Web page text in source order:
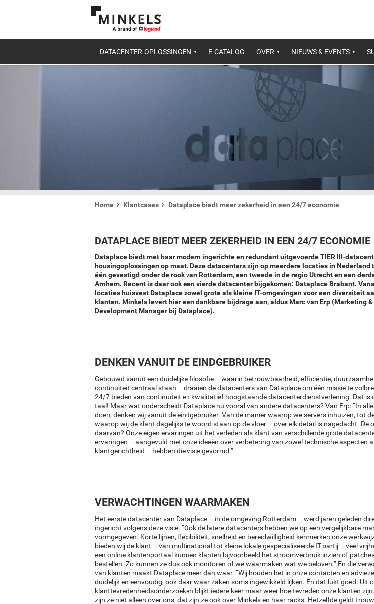
DATACENTER-OPLOSSINGEN E-CATALOG OVER NIEUWS & EVENTS
Home Klantcases Dataplace biedt meer zekerheid in een 24/7 economie
DATAPLACE BIEDT MEER ZEKERHEID IN EEN 24/7 ECONOMIE
Dataplace biedt met haar modern ingerichte en redundant uitgevoerde TIER III-
housingoplossingen op maat. Deze datacenters zijn op meerdere locaties in Nederland
één gevestigd onder de rook van Rotterdam, een tweede in de regio Utrecht en een
Arnhem. Recent is daar ook een vierde datacenter bijgekomen: Dataplace Brabant.
locaties huisvest Dataplace zowel grote als kleine IT-omgevingen voor een diversiteit
klanten. Minkels levert hier een dankbare bijdrage aan, aldus Marc van Erp (Marketing
Development Manager bij Dataplace).
DENKEN VANUIT DE EINDGEBRUIKER
Gebouwd vanuit een duidelijke filosofie – waarin betrouwbaarheid, efficiëntie,
continuïteit centraal staan – draaien de datacenters van Dataplace om één missie te
24/7 bieden van continuïteit en kwalitatief hoogstaande datacenterdienstverlening. Dat is
taal! Maar wat onderscheidt Dataplace nu vooral van andere datacenters? Van Erp: “In
doen, denken wij vanuit de eindgebruiker. Van de manier waarop we servers inhuizen, tot
waarop wij de klant dagelijks te woord staan op de vloer – over elk detail is nagedacht. De
daarvan? Onze eigen ervaringen uit het verleden als klant van verschillende grote
ervaringen – aangevuld met onze ideeën over verbetering van zowel technische aspecten
klantgerichtheid – hebben die visie gevormd.”
VERWACHTINGEN WAARMAKEN
Het eerste datacenter van Dataplace – in de omgeving Rotterdam – werd jaren geleden
ingericht volgens deze visie. “Ook de latere datacenters hebben we op een vergelijkbare
vormgegeven. Korte lijnen, flexibiliteit, snelheid en bereidwilligheid kenmerken onze
bieden wij de klant – van multinational tot kleine lokale gespecialiseerde IT-partij – veel
een online klantenportaal kunnen klanten bijvoorbeeld het stroomverbruik inzien of patches
bestellen. Zo kunnen ze dus ook monitoren of we waarmaken wat we beloven.” En die
van klanten maakt Dataplace meer dan waar. “Wij houden het in onze contacten en
duidelijk en eenvoudig, ook daar waar zaken soms ingewikkeld lijken. En dat lukt goed. Uit
klanttevredenheidsonderzoeken blijkt iedere keer maar weer hoe tevreden onze klanten
zijn ze niet alleen over ons, dat zijn ze ook over Minkels en haar racks. Hetzelfde geldt